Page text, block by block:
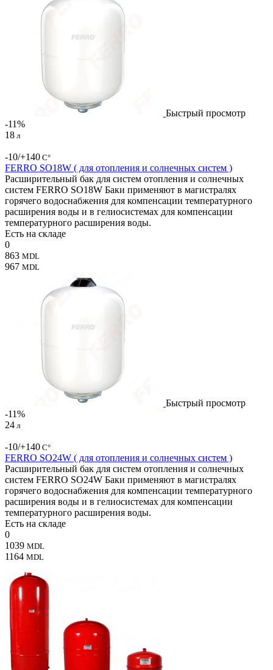
Быстрый просмотр
-11%
18 л
-10/+140 С°
FERRO SO18W ( для отопления и солнечных систем )
Расширительный бак для систем отопления и солнечных
систем FERRO SO18W Баки применяют в магистралях
горячего водоснабжения для компенсации температурного
расширения воды и в гелиосистемах для компенсации
температурного расширения воды.
Есть на складе
0
863 MDL
967 MDL
Быстрый просмотр
-11%
24 л
-10/+140 С°
FERRO SO24W ( для отопления и солнечных систем )
Расширительный бак для систем отопления и солнечных
систем FERRO SO24W Баки применяют в магистралях
горячего водоснабжения для компенсации температурного
расширения воды и в гелиосистемах для компенсации
температурного расширения воды.
Есть на складе
0
1039 MDL
1164 MDL